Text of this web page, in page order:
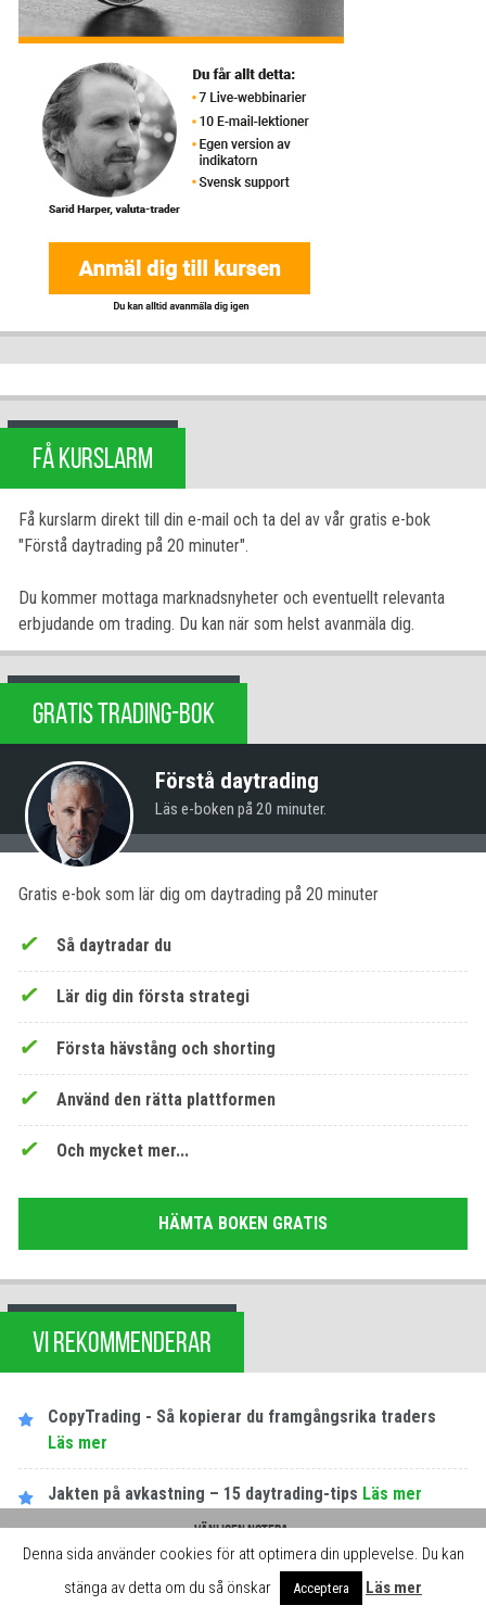
FÅ KURSLARM
Få kurslarm direkt till din e-mail och ta del av vår gratis e-bok
"Förstå daytrading på 20 minuter".
Du kommer mottaga marknadsnyheter och eventuellt relevanta
erbjudande om trading. Du kan när som helst avanmäla dig.
GRATIS TRADING-BOK
Förstå daytrading
Läs e-boken på 20 minuter.
Gratis e-bok som lär dig om daytrading på 20 minuter
Så daytradar du
Lär dig din första strategi
Första hävstång och shorting
Använd den rätta plattformen
Och mycket mer...
HÄMTA BOKEN GRATIS
VI REKOMMENDERAR
CopyTrading - Så kopierar du framgångsrika traders
Läs mer
Jakten på avkastning – 15 daytrading-tips Läs mer
Backtesting: Lösningen på dina trading-problem
Läs
Denna sida använder cookies för att optimera din upplevelse. Du kan
stänga av detta om du så önskar
Acceptera Läs mer
Vänligen notera:
Daytrading.se får betalning för omnämnande av mäklarna på denna sida.
Betalningen innebär att vi ständigt kan utveckla webbplatsen och göra
aktiviteterna gratis för användarna.
Stäng